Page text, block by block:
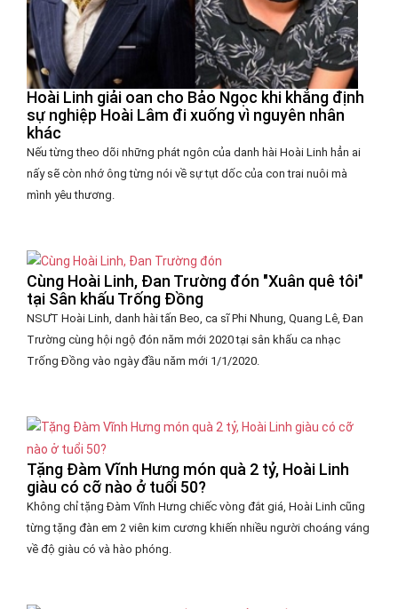
Hoài Linh giải oan cho Bảo Ngọc khi khẳng định
sự nghiệp Hoài Lâm đi xuống vì nguyên nhân
khác
Nếu từng theo dõi những phát ngôn của danh hài Hoài Linh hẳn ai
nấy sẽ còn nhớ ông từng nói về sự tụt dốc của con trai nuôi mà
mình yêu thương.
Cùng Hoài Linh, Đan Trường đón "Xuân quê tôi"
tại Sân khấu Trống Đồng
NSƯT Hoài Linh, danh hài tấn Beo, ca sĩ Phi Nhung, Quang Lê, Đan
Trường cùng hội ngộ đón năm mới 2020 tại sân khấu ca nhạc
Trống Đồng vào ngày đầu năm mới 1/1/2020.
Tặng Đàm Vĩnh Hưng món quà 2 tỷ, Hoài Linh
giàu có cỡ nào ở tuổi 50?
Không chỉ tặng Đàm Vĩnh Hưng chiếc vòng đắt giá, Hoài Linh cũng
từng tặng đàn em 2 viên kim cương khiến nhiều người choáng váng
về độ giàu có và hào phóng.